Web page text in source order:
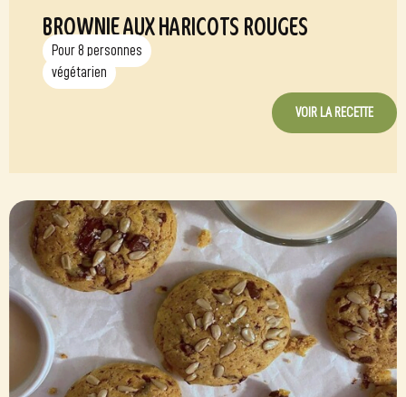
BROWNIE AUX HARICOTS ROUGES
Pour 8 personnes
végétarien
VOIR LA RECETTE